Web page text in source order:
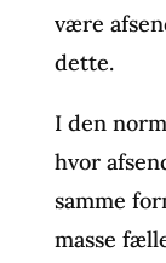
være
dette.
I den
hvor
samme
masse